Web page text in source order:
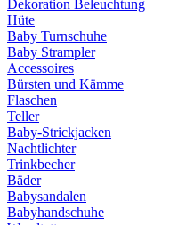
Dekoration Beleuchtung
Hüte
Baby Turnschuhe
Baby Strampler
Accessoires
Bürsten und Kämme
Flaschen
Teller
Baby-Strickjacken
Nachtlichter
Trinkbecher
Bäder
Babysandalen
Babyhandschuhe